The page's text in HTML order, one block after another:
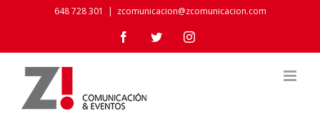
content
648 728 301 | zcomunicacion@zcomunicacion.com
FacebookTwitterInstagram